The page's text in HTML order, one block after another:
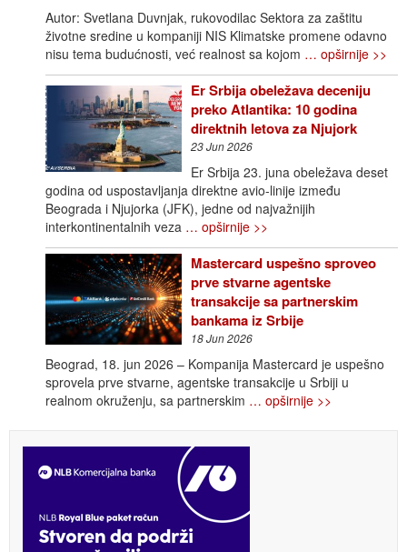
Autor: Svetlana Duvnjak, rukovodilac Sektora za zaštitu
životne sredine u kompaniji NIS Klimatske promene odavno
nisu tema budućnosti, već realnost sa kojom … opširnije >>
Er Srbija obeležava deceniju
preko Atlantika: 10 godina
direktnih letova za Njujork
23 Jun 2026
Er Srbija 23. juna obeležava deset
godina od uspostavljanja direktne avio-linije između
Beograda i Njujorka (JFK), jedne od najvažnijih
interkontinentalnih veza … opširnije >>
Mastercard uspešno sproveo
prve stvarne agentske
transakcije sa partnerskim
bankama iz Srbije
18 Jun 2026
Beograd, 18. jun 2026 – Kompanija Mastercard je uspešno
sprovela prve stvarne, agentske transakcije u Srbiji u
realnom okruženju, sa partnerskim … opširnije >>